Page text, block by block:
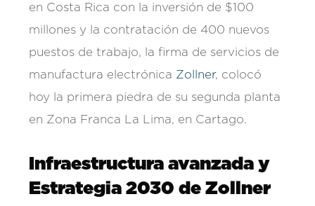
en Costa Rica con la inversión de $100
millones y la contratación de 400 nuevos
puestos de trabajo, la firma de servicios de
manufactura electrónica Zollner, colocó
hoy la primera piedra de su segunda planta
en Zona Franca La Lima, en Cartago.
Infraestructura avanzada y
Estrategia 2030 de Zollner